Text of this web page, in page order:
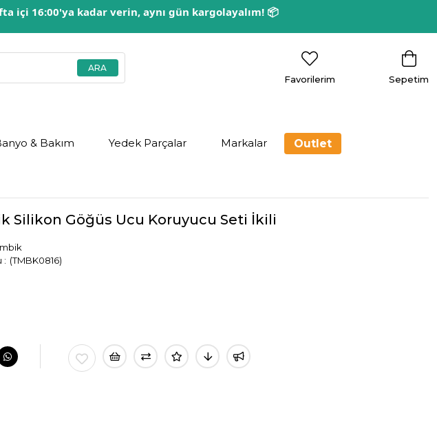
içi 16:00'ya kadar verin, aynı gün kargolayalım! 📦
Sepetim
Favorilerim
& Bakım Yedek Parçalar Markalar Outlet
Silikon Göğüs Ucu Koruyucu Seti İkili
(TMBK0816)